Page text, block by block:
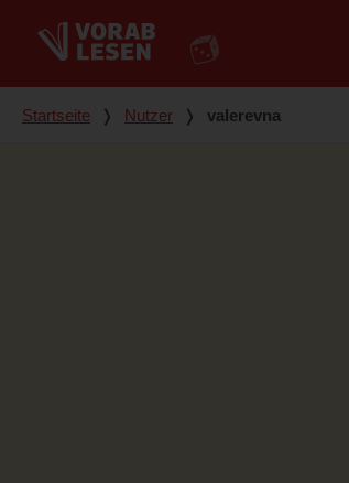
Du bist hier
Startseite ❭ Nutzer ❭ valerevna